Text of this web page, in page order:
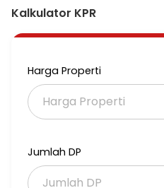
Luas Tanah 167 m2
Luas Bangunan 298 m2
Bangunan 3 Lantai
4+1 Kamar Tidur
4+1 Kamar Mandi
Listrik 3500 watt
Carport 2 mobil
Rooftop
Kalkulator KPR
Harga Properti
Jumlah DP